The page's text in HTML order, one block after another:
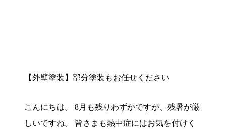
【外壁塗装】部分塗装もお任せください
こんにちは。 8月も残りわずかですが、残暑が厳
しいですね。 皆さまも熱中症にはお気を付けく